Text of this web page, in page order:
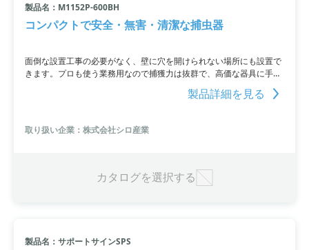
製品名：M1152P-600BH
コンパクトで安全・無害・清潔な捕虫器
面倒な設置工事の必要がなく、壁に穴を開けられない場所にも設置で
きます。プロも使う業務用なので捕獲力は抜群で、高価な器具に手が
出せない方にも安心の価格設定。電気代は1日3円程度と経済的です。
製品詳細を見る
取り扱い企業：株式会社シロ産業
カタログを選択する
製品名：サポートサインSPS